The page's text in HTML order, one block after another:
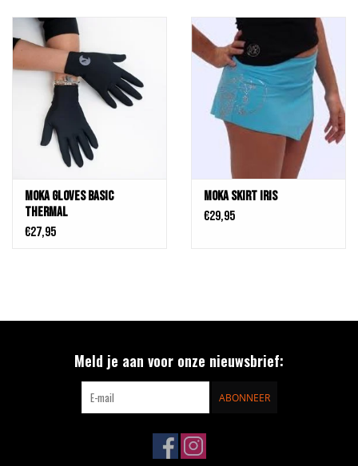
MOKA Gloves Basic
Thermal
€27,95
MOKA SKIRT IRIS
€29,95
Meld je aan voor onze nieuwsbrief:
ABONNEER